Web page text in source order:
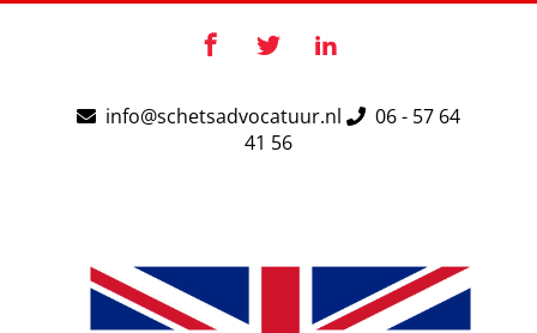
Facebook
X LinkedIn
info@schetsadvocatuur.nl
06 - 57 64
41 56